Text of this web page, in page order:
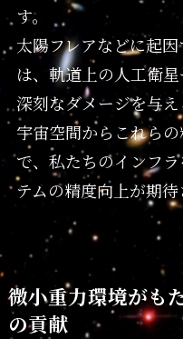
す。
太陽フレアなどに起
は、軌道上の人工衛
深刻なダメージを与
宇宙空間からこれら
で、私たちのインフ
テムの精度向上が期
微小重力環境がも
の貢献